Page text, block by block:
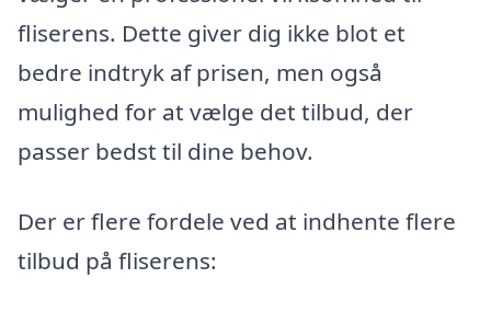
fliserens. Dette giver dig ikke blot et
bedre indtryk af prisen, men også
mulighed for at vælge det tilbud, der
passer bedst til dine behov.
Der er flere fordele ved at indhente flere
tilbud på fliserens: